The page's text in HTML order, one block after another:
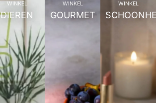
WINKEL
DIEREN
WINKEL
GOURMET
WINKEL